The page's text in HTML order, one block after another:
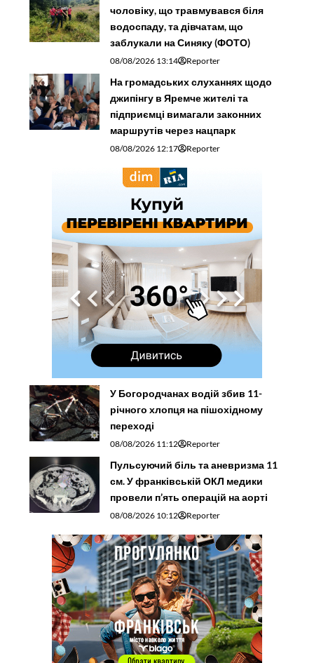
чоловіку, що травмувався біля
водоспаду, та дівчатам, що
заблукали на Синяку (ФОТО)
08/08/2026 13:14 Reporter
На громадських слуханнях щодо
джипінгу в Яремче житeлі та
підприємці вимагали законних
маршрутів через нацпарк
08/08/2026 12:17 Reporter
У Богородчанах водій збив 11-
річного хлопця на пішохідному
переході
08/08/2026 11:12 Reporter
Пульсуючий біль та аневризма 11
см. У франківській ОКЛ медики
провели п’ять операцій на аорті
08/08/2026 10:12 Reporter